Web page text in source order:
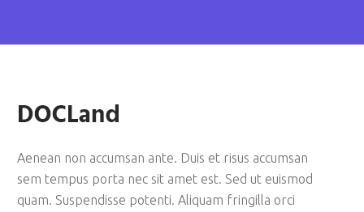
Aenean non accumsan ante. Duis et risus accumsan
sem tempus porta nec sit amet est. Sed ut euismod
quam. Suspendisse potenti. Aliquam fringilla orci